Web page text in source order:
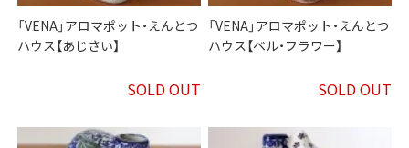
「VENA」アロマポット・えんとつ
ハウス【あじさい】
SOLD OUT
「VENA」アロマポット・えんとつ
ハウス【ベル・フラワー】
SOLD OUT